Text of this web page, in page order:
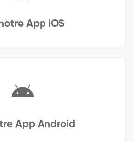
App iOS
App Android